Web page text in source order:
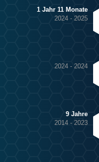
1 Jahr 11 Monate
2024 - 2025
2024 - 2024
9 Jahre
2014 - 2023